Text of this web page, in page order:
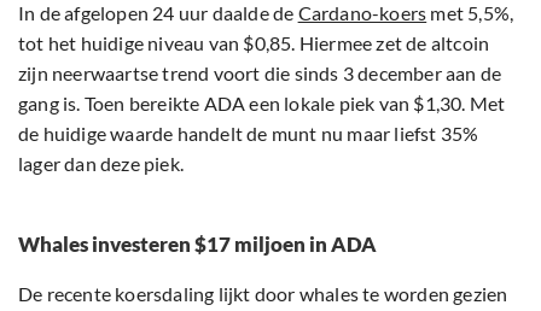
In de afgelopen 24 uur daalde de Cardano-koers met 5,5%,
tot het huidige niveau van $0,85. Hiermee zet de altcoin
zijn neerwaartse trend voort die sinds 3 december aan de
gang is. Toen bereikte ADA een lokale piek van $1,30. Met
de huidige waarde handelt de munt nu maar liefst 35%
lager dan deze piek.
Whales investeren $17 miljoen in ADA
De recente koersdaling lijkt door whales te worden gezien